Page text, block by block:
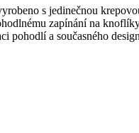
s jedinečnou
zapínání na
pohodlí a současného